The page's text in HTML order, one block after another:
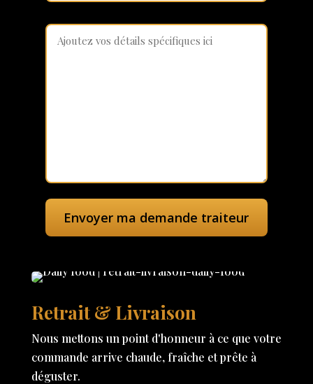
Retrait & Livraison
Nous mettons un point d'honneur à ce que votre
commande arrive chaude, fraîche et prête à
déguster.